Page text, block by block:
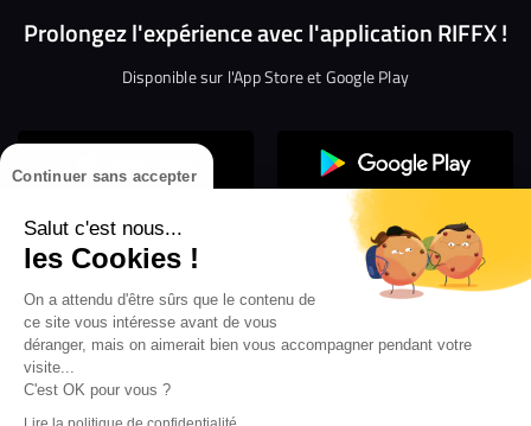
Continuer sans accepter
Salut c'est nous...
les Cookies !
On a attendu d'être sûrs que le contenu de
ce site vous intéresse avant de vous
déranger, mais on aimerait bien vous accompagner pendant votre
visite...
C'est OK pour vous ?
Prolongez l'expérience avec l'application RIFFX !
Disponible sur l'App Store et Google Play
Confidentialité
Gestion des cookies
Conditions générales d’utilisation
Mentions légales
les webradios RIFFX